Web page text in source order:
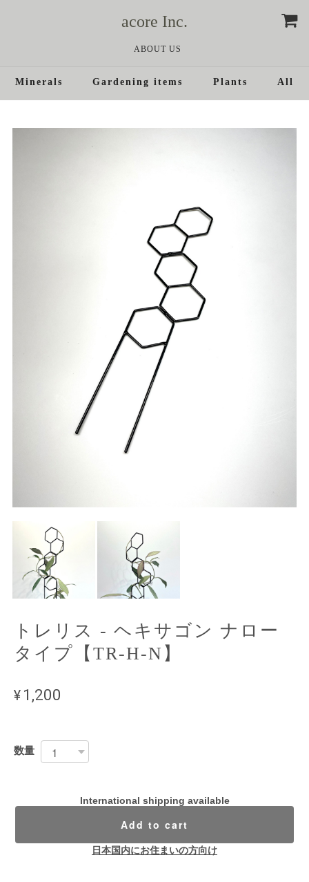
acore Inc.
ABOUT US
Minerals Gardening items Plants All
トレリス - ヘキサゴン ナロー
タイプ【TR-H-N】
¥1,200
数量
International shipping available
Add to cart
日本国内にお住まいの方向け